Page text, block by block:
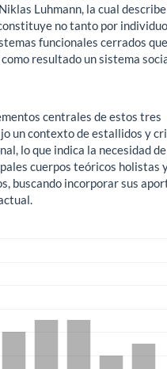
Luhmann, la cual
no tanto por
funcionales cerrados
resultado un sistema
centrales de estos tres
un contexto de estallidos y
lo que indica la necesidad de
cuerpos teóricos holistas
buscando incorporar sus